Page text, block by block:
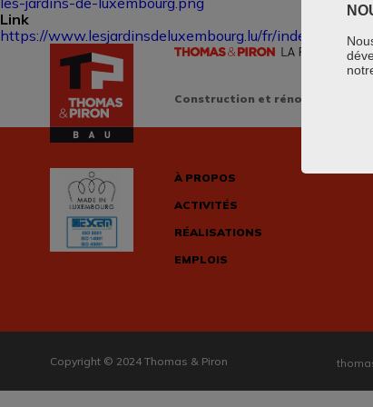
Link
https://www.lesjardinsdeluxembourg.lu/fr/index/
Construction et rénovation au
À PROPOS
ACTIVITÉS
RÉALISATIONS
EMPLOIS
Copyright © 2024 Thomas & Piron